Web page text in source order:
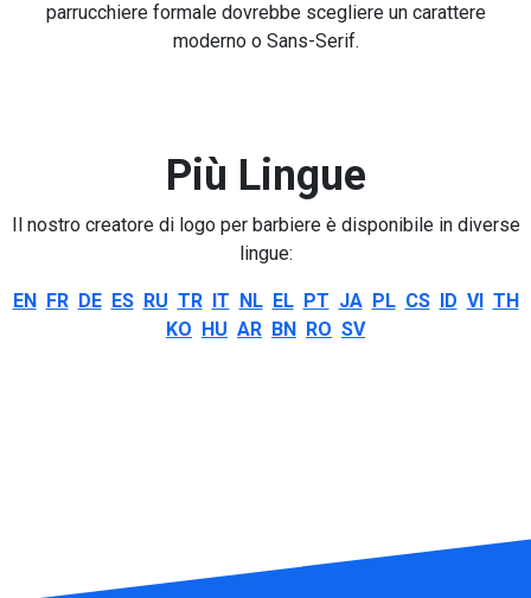
parrucchiere formale dovrebbe scegliere un carattere
moderno o Sans-Serif.
Più Lingue
Il nostro creatore di logo per barbiere è disponibile in diverse
lingue:
EN FR DE ES RU TR IT NL EL PT JA PL CS ID VI TH
KO HU AR BN RO SV